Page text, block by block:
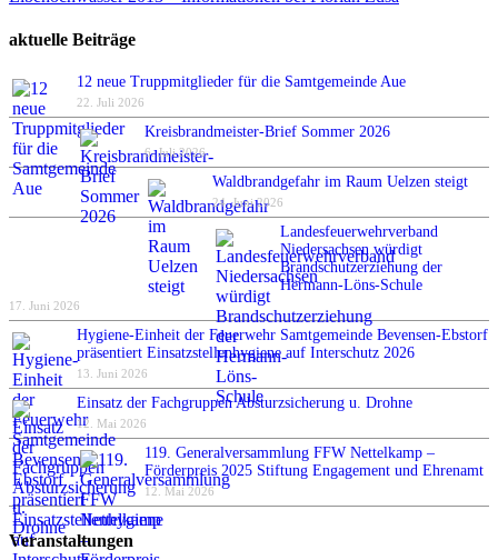
aktuelle Beiträge
12 neue Truppmitglieder für die Samtgemeinde Aue
22. Juli 2026
Kreisbrandmeister-Brief Sommer 2026
6. Juli 2026
Waldbrandgefahr im Raum Uelzen steigt
24. Juni 2026
Landesfeuerwehrverband
Niedersachsen würdigt
Brandschutzerziehung der
Hermann-Löns-Schule
17. Juni 2026
Hygiene-Einheit der Feuerwehr Samtgemeinde Bevensen-Ebstorf
präsentiert Einsatzstellenhygiene auf Interschutz 2026
13. Juni 2026
Einsatz der Fachgruppen Absturzsicherung u. Drohne
12. Mai 2026
119. Generalversammlung FFW Nettelkamp –
Förderpreis 2025 Stiftung Engagement und Ehrenamt
12. Mai 2026
Veranstaltungen